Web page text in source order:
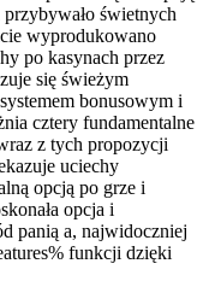
świetnych
wyprodukowano
po kasynach przez
się świeżym
bonusowym i
cztery fundamentalne
z tych propozycji
uciechy
opcją po grze i
opcja i
panią a, najwidoczniej
funkcji dzięki